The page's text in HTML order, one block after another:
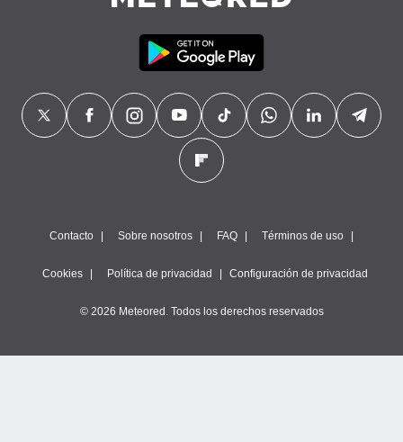
Contacto Sobre nosotros FAQ Términos de uso
Cookies Política de privacidad Configuración de privacidad
© 2026 Meteored. Todos los derechos reservados